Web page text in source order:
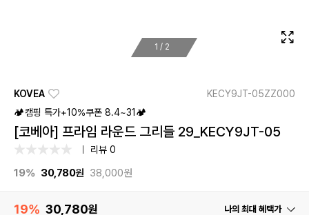
1 / 2
KOVEA
KECY9JT-05ZZ000
🏕️캠핑 특가+10%쿠폰 8.4~31🏕️
[코베아] 프라임 라운드 그리들 29_KECY9JT-05
리뷰 0
19% 30,780원 38,000원
19% 30,780원 나의 최대 혜택가